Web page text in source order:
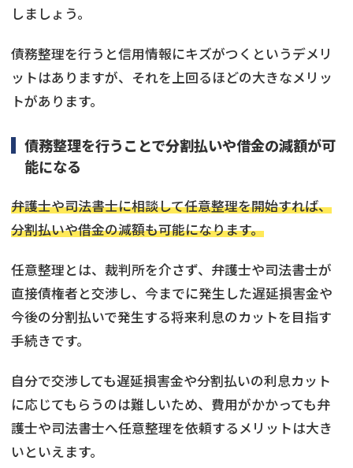
しましょう。
債務整理を行うと信用情報にキズがつくというデメリ
ットはありますが、それを上回るほどの大きなメリッ
トがあります。
債務整理を行うことで分割払いや借金の減額が可
能になる
弁護士や司法書士に相談して任意整理を開始すれば、
分割払いや借金の減額も可能になります。
任意整理とは、裁判所を介さず、弁護士や司法書士が
直接債権者と交渉し、今までに発生した遅延損害金や
今後の分割払いで発生する将来利息のカットを目指す
手続きです。
自分で交渉しても遅延損害金や分割払いの利息カット
に応じてもらうのは難しいため、費用がかかっても弁
護士や司法書士へ任意整理を依頼するメリットは大き
いといえます。